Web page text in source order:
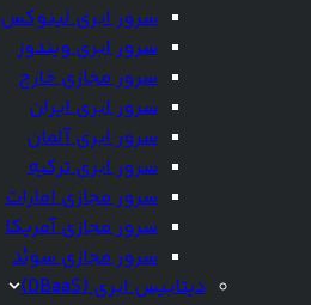
سرور ابری لینوکس
سرور ابری ویندوز
سرور مجازی خارج
سرور ابری ایران
سرور ابری آلمان
سرور ابری ترکیه
سرور مجازی امارات
سرور مجازی آمریکا
سرور مجازی سوئد
دیتابیس ابری (DBaaS)